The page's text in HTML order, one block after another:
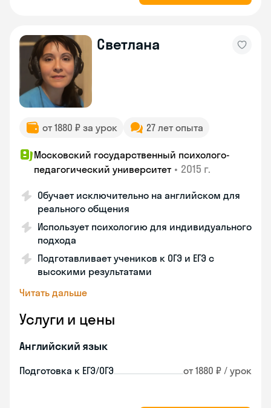
Светлана
от 1880 ₽ за урок 27 лет опыта
Московский государственный психолого-
педагогический университет • 2015 г.
Обучает исключительно на английском для
реального общения
Использует психологию для индивидуального
подхода
Подготавливает учеников к ОГЭ и ЕГЭ с
высокими результатами
Читать дальше
Услуги и цены
Английский язык
Подготовка к ЕГЭ/ОГЭ от 1880 ₽ / урок